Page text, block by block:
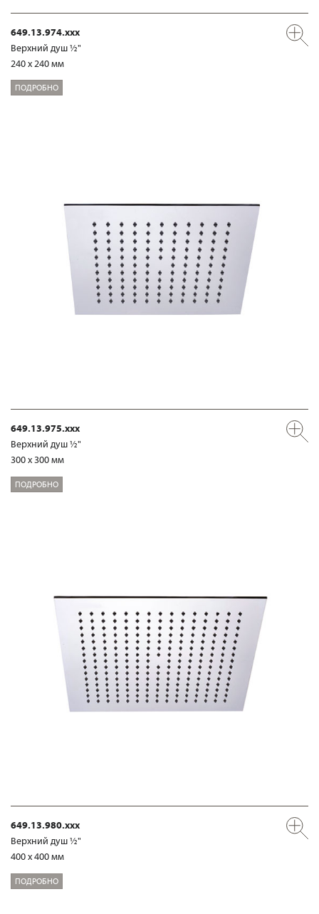
649.13.974.xxx
Верхний душ ½"
240 x 240 мм
ПОДРОБНО
649.13.975.xxx
Верхний душ ½"
300 x 300 мм
ПОДРОБНО
649.13.980.xxx
Верхний душ ½"
400 x 400 мм
ПОДРОБНО